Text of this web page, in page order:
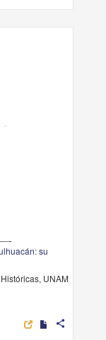
su
UNAM
share